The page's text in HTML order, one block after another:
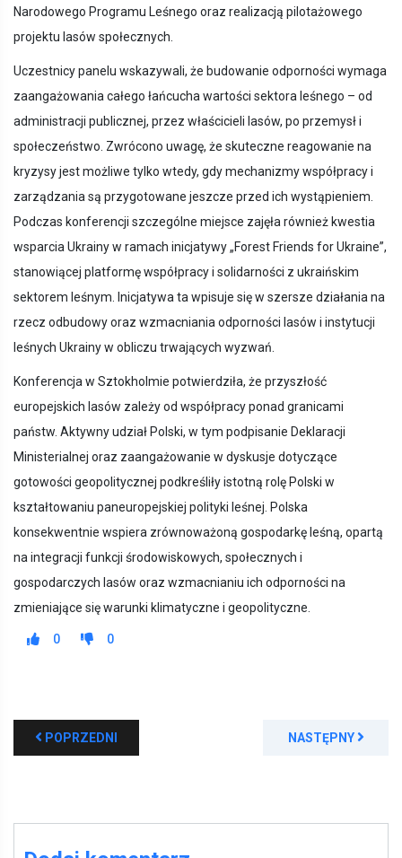
Narodowego Programu Leśnego oraz realizacją pilotażowego
projektu lasów społecznych.
Uczestnicy panelu wskazywali, że budowanie odporności wymaga
zaangażowania całego łańcucha wartości sektora leśnego – od
administracji publicznej, przez właścicieli lasów, po przemysł i
społeczeństwo. Zwrócono uwagę, że skuteczne reagowanie na
kryzysy jest możliwe tylko wtedy, gdy mechanizmy współpracy i
zarządzania są przygotowane jeszcze przed ich wystąpieniem.
Podczas konferencji szczególne miejsce zajęła również kwestia
wsparcia Ukrainy w ramach inicjatywy „Forest Friends for Ukraine”,
stanowiącej platformę współpracy i solidarności z ukraińskim
sektorem leśnym. Inicjatywa ta wpisuje się w szersze działania na
rzecz odbudowy oraz wzmacniania odporności lasów i instytucji
leśnych Ukrainy w obliczu trwających wyzwań.
Konferencja w Sztokholmie potwierdziła, że przyszłość
europejskich lasów zależy od współpracy ponad granicami
państw. Aktywny udział Polski, w tym podpisanie Deklaracji
Ministerialnej oraz zaangażowanie w dyskusje dotyczące
gotowości geopolitycznej podkreśliły istotną rolę Polski w
kształtowaniu paneuropejskiej polityki leśnej. Polska
konsekwentnie wspiera zrównoważoną gospodarkę leśną, opartą
na integracji funkcji środowiskowych, społecznych i
gospodarczych lasów oraz wzmacnianiu ich odporności na
zmieniające się warunki klimatyczne i geopolityczne.
0 0
POPRZEDNI NASTĘPNY